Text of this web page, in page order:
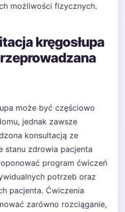
możliwości fizycznych.
kręgosłupa
może być częściowo
jednak zawsze
konsultacją ze
stanu zdrowia pacjenta
program ćwiczeń
potrzeb oraz
pacjenta. Ćwiczenia
zarówno rozciąganie,